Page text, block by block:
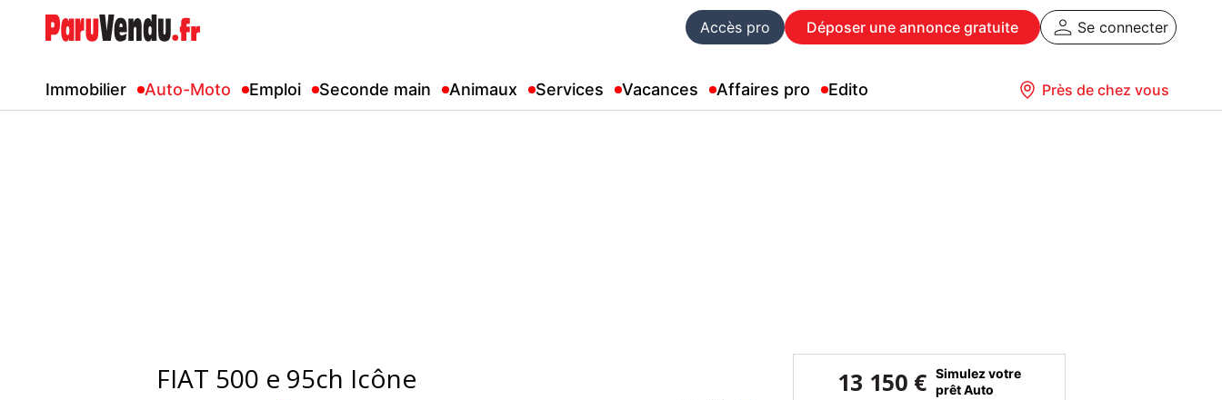
Accès pro Déposer une annonce gratuite Se connecter
Immobilier Auto-Moto Emploi Seconde main Animaux Services Vacances Affaires pro Edito Près de chez vous
FIAT 500 e 95ch Icône 13 150 € Simulez votre
prêt Auto